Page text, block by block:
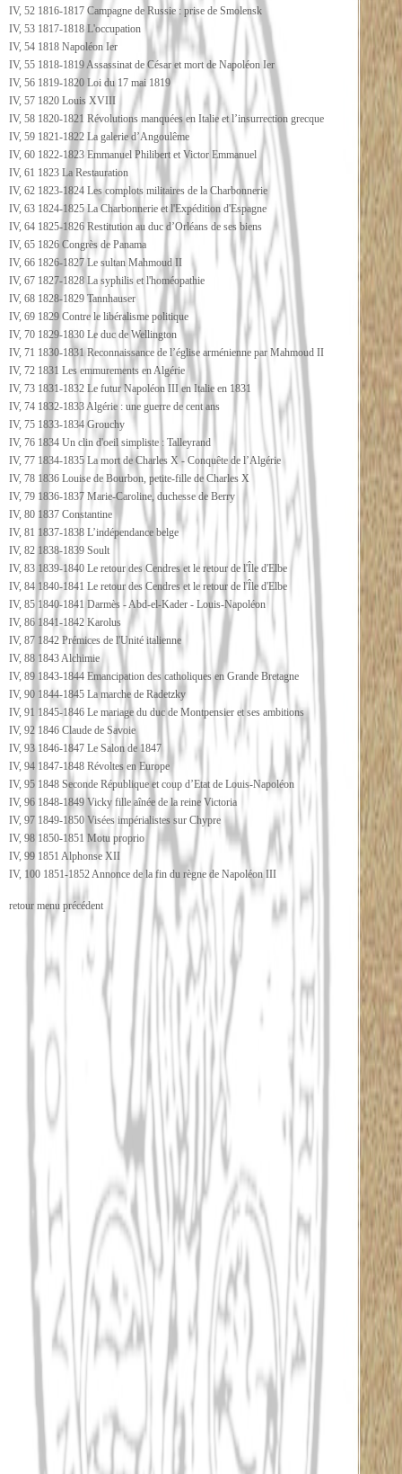
IV, 52 1816-1817 Campagne de Russie : prise de Smolensk
IV, 53 1817-1818 L'occupation
IV, 54 1818 Napoléon Ier
IV, 55 1818-1819 Assassinat de César et mort de Napoléon Ier
IV, 56 1819-1820 Loi du 17 mai 1819
IV, 57 1820 Louis XVIII
IV, 58 1820-1821 Révolutions manquées en Italie et l’insurrection grecque
IV, 59 1821-1822 La galerie d’Angoulême
IV, 60 1822-1823 Emmanuel Philibert et Victor Emmanuel
IV, 61 1823 La Restauration
IV, 62 1823-1824 Les complots militaires de la Charbonnerie
IV, 63 1824-1825 La Charbonnerie et l'Expédition d'Espagne
IV, 64 1825-1826 Restitution au duc d’Orléans de ses biens
IV, 65 1826 Congrès de Panama
IV, 66 1826-1827 Le sultan Mahmoud II
IV, 67 1827-1828 La syphilis et l'homéopathie
IV, 68 1828-1829 Tannhauser
IV, 69 1829 Contre le libéralisme politique
IV, 70 1829-1830 Le duc de Wellington
IV, 71 1830-1831 Reconnaissance de l’église arménienne par Mahmoud II
IV, 72 1831 Les emmurements en Algérie
IV, 73 1831-1832 Le futur Napoléon III en Italie en 1831
IV, 74 1832-1833 Algérie : une guerre de cent ans
IV, 75 1833-1834 Grouchy
IV, 76 1834 Un clin d'oeil simpliste : Talleyrand
IV, 77 1834-1835 La mort de Charles X - Conquête de l’Algérie
IV, 78 1836 Louise de Bourbon, petite-fille de Charles X
IV, 79 1836-1837 Marie-Caroline, duchesse de Berry
IV, 80 1837 Constantine
IV, 81 1837-1838 L’indépendance belge
IV, 82 1838-1839 Soult
IV, 83 1839-1840 Le retour des Cendres et le retour de l'Île d'Elbe
IV, 84 1840-1841 Le retour des Cendres et le retour de l'Île d'Elbe
IV, 85 1840-1841 Darmès - Abd-el-Kader - Louis-Napoléon
IV, 86 1841-1842 Karolus
IV, 87 1842 Prémices de l'Unité italienne
IV, 88 1843 Alchimie
IV, 89 1843-1844 Emancipation des catholiques en Grande Bretagne
IV, 90 1844-1845 La marche de Radetzky
IV, 91 1845-1846 Le mariage du duc de Montpensier et ses ambitions
IV, 92 1846 Claude de Savoie
IV, 93 1846-1847 Le Salon de 1847
IV, 94 1847-1848 Révoltes en Europe
IV, 95 1848 Seconde République et coup d’Etat de Louis-Napoléon
IV, 96 1848-1849 Vicky fille aînée de la reine Victoria
IV, 97 1849-1850 Visées impérialistes sur Chypre
IV, 98 1850-1851 Motu proprio
IV, 99 1851 Alphonse XII
IV, 100 1851-1852 Annonce de la fin du règne de Napoléon III
retour menu précédent